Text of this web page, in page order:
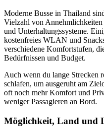
Moderne Busse in Thailand
Vielzahl von
und Unterhaltungssysteme.
kostenfreies WLAN und
verschiedene Komfortstufen,
Bedürfnissen und Budget.
Auch wenn du lange Strecken
schlafen, um ausgeruht am
oft noch mehr Komfort und
weniger Passagieren an Bord.
Möglichkeit, Land und